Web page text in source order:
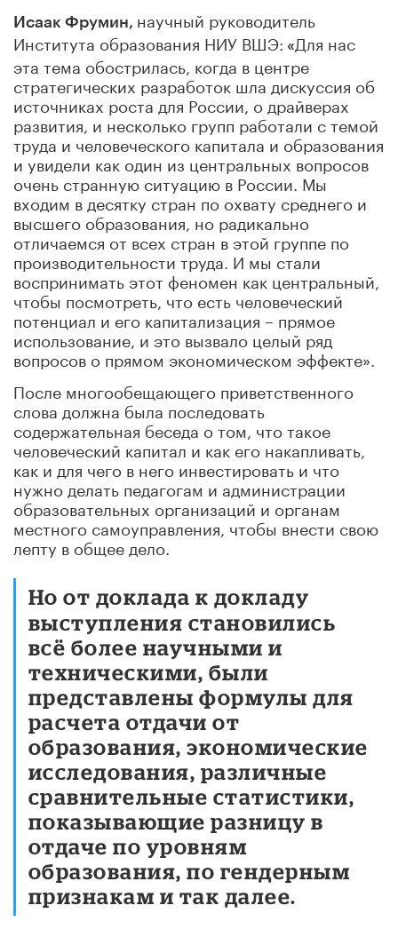
Исаак Фрумин, научный руководитель
Института образования НИУ ВШЭ: «Для нас
эта тема обострилась, когда в центре
стратегических разработок шла дискуссия об
источниках роста для России, о драйверах
развития, и несколько групп работали с темой
труда и человеческого капитала и образования
и увидели как один из центральных вопросов
очень странную ситуацию в России. Мы
входим в десятку стран по охвату среднего и
высшего образования, но радикально
отличаемся от всех стран в этой группе по
производительности труда. И мы стали
воспринимать этот феномен как центральный,
чтобы посмотреть, что есть человеческий
потенциал и его капитализация – прямое
использование, и это вызвало целый ряд
вопросов о прямом экономическом эффекте».
После многообещающего приветственного
слова должна была последовать
содержательная беседа о том, что такое
человеческий капитал и как его накапливать,
как и для чего в него инвестировать и что
нужно делать педагогам и администрации
образовательных организаций и органам
местного самоуправления, чтобы внести свою
лепту в общее дело.
Но от доклада к докладу
выступления становились
всё более научными и
техническими, были
представлены формулы для
расчета отдачи от
образования, экономические
исследования, различные
сравнительные статистики,
показывающие разницу в
отдаче по уровням
образования, по гендерным
признакам и так далее.